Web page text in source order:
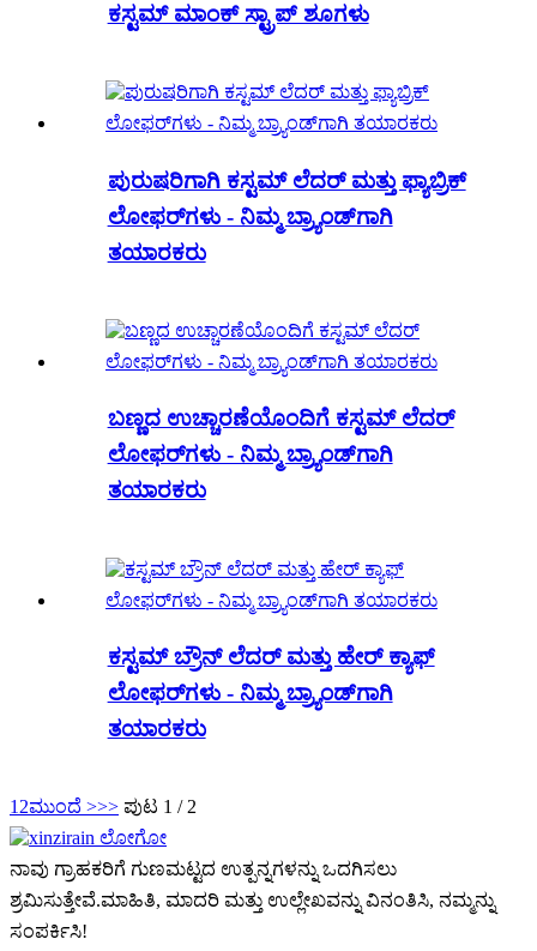
ಕಸ್ಟಮ್ ಮಾಂಕ್ ಸ್ಟ್ರಾಪ್ ಶೂಗಳು
ಪುರುಷರಿಗಾಗಿ ಕಸ್ಟಮ್ ಲೆದರ್ ಮತ್ತು ಫ್ಯಾಬ್ರಿಕ್
ಲೋಫರ್‌ಗಳು - ನಿಮ್ಮ ಬ್ರ್ಯಾಂಡ್‌ಗಾಗಿ
ತಯಾರಕರು
ಬಣ್ಣದ ಉಚ್ಚಾರಣೆಯೊಂದಿಗೆ ಕಸ್ಟಮ್ ಲೆದರ್
ಲೋಫರ್‌ಗಳು - ನಿಮ್ಮ ಬ್ರ್ಯಾಂಡ್‌ಗಾಗಿ
ತಯಾರಕರು
ಕಸ್ಟಮ್ ಬ್ರೌನ್ ಲೆದರ್ ಮತ್ತು ಹೇರ್ ಕ್ಯಾಫ್
ಲೋಫರ್‌ಗಳು - ನಿಮ್ಮ ಬ್ರ್ಯಾಂಡ್‌ಗಾಗಿ
ತಯಾರಕರು
1 2ಮುಂದೆ >>> ಪುಟ 1 / 2
ನಾವು ಗ್ರಾಹಕರಿಗೆ ಗುಣಮಟ್ಟದ ಉತ್ಪನ್ನಗಳನ್ನು ಒದಗಿಸಲು
ಶ್ರಮಿಸುತ್ತೇವೆ.ಮಾಹಿತಿ, ಮಾದರಿ ಮತ್ತು ಉಲ್ಲೇಖವನ್ನು ವಿನಂತಿಸಿ, ನಮ್ಮನ್ನು
ಸಂಪರ್ಕಿಸಿ!